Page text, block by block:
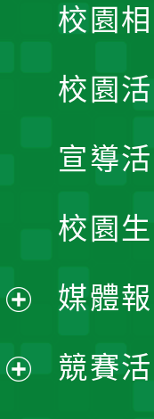
校園
校園
宣導
校園
媒體
競賽
開